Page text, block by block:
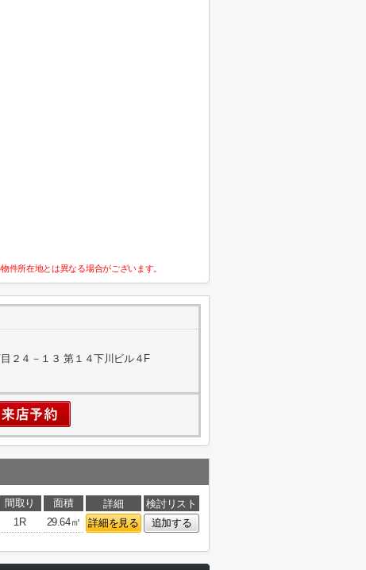
件所在地とは異なる場合がございます。
２４－１３ 第１４下川ビル４F
間取り 面積 詳細
検討リスト
1R 29.64㎡ 詳細を見る 追加する